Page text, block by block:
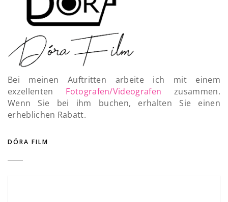
Bei meinen Auftritten arbeite ich mit einem
exzellenten Fotografen/Videografen zusammen.
Wenn Sie bei ihm buchen, erhalten Sie einen
erheblichen Rabatt.
DÓRA FILM